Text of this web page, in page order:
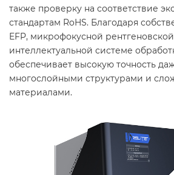
также проверку на соответствие
стандартам RoHS. Благодаря
EFP, микрофокусной
интеллектуальной системе
обеспечивает высокую точность
многослойными структурами и
материалами.